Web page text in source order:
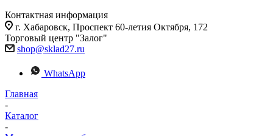
Контактная информация
г. Хабаровск, Проспект 60-летия Октября, 172
Торговый центр "Залог"
shop@sklad27.ru
WhatsApp
Главная
-
Каталог
-